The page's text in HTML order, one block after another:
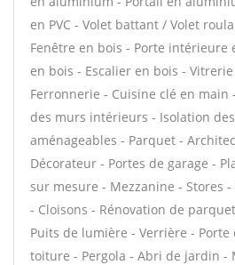
en PVC - Volet battant / Volet
Fenêtre en bois - Porte intérieure
en bois - Escalier en bois -
Ferronnerie - Cuisine clé en
des murs intérieurs - Isolation
aménageables - Parquet -
Décorateur - Portes de garage -
sur mesure - Mezzanine - Stores
- Cloisons - Rénovation de
Puits de lumière - Verrière -
toiture - Pergola - Abri de jardin -